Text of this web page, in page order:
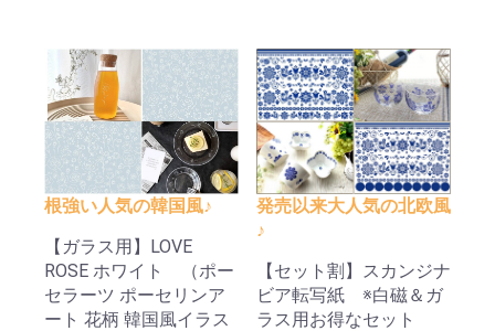
根強い人気の韓国風♪
【ガラス用】LOVE
ROSE ホワイト （ポー
セラーツ ポーセリンア
ート 花柄 韓国風イラス
発売以来大人気の北欧風
♪
【セット割】スカンジナ
ビア転写紙 ※白磁＆ガ
ラス用お得なセット